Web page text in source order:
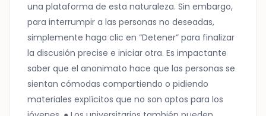
una plataforma de esta naturaleza. Sin embargo,
para interrumpir a las personas no deseadas,
simplemente haga clic en “Detener” para finalizar
la discusión precise e iniciar otra. Es impactante
saber que el anonimato hace que las personas se
sientan cómodas compartiendo o pidiendo
materiales explícitos que no son aptos para los